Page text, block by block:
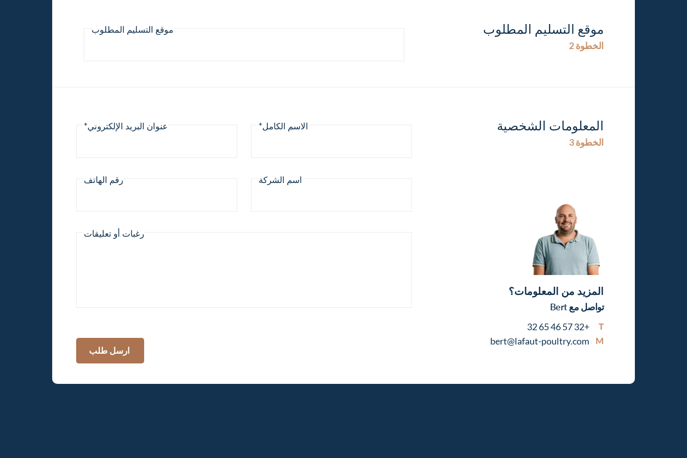
موقع التسليم المطلوب
الخطوة 2
موقع التسليم المطلوب
المعلومات الشخصية
الخطوة 3
المزيد من المعلومات؟
تواصل مع Bert
T
+32 57 46 65 32
M
bert@lafaut-poultry.com
الاسم الكامل* عنوان البريد الإلكتروني*
اسم الشركة رقم الهاتف
رغبات أو تعليقات
ارسل طلب